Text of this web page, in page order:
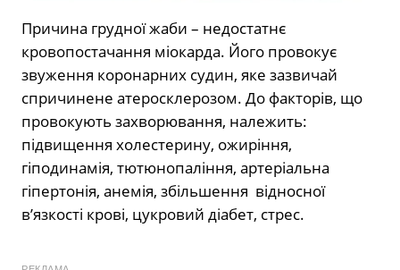
Причина грудної жаби – недостатнє
кровопостачання міокарда. Його провокує
звуження коронарних судин, яке зазвичай
спричинене атеросклерозом. До факторів, що
провокують захворювання, належить:
підвищення холестерину, ожиріння,
гіподинамія, тютюнопаління, артеріальна
гіпертонія, анемія, збільшення відносної
в’язкості крові, цукровий діабет, стрес.